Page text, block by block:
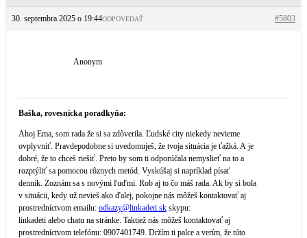
30. septembra 2025 o 19:44 #5803
ODPOVEDAŤ
Anonym
Baška, rovesnícka poradkyňa:
Ahoj Ema, som rada že si sa zdôverila. Ľudské city niekedy nevieme
ovplyvniť. Pravdepodobne si uvedomuješ, že tvoja situácia je ťažká. A je
dobré, že to chceš riešiť. Preto by som ti odporúčala nemyslieť na to a
rozptýliť sa pomocou rôznych metód. Vyskúšaj si napríklad písať
denník. Zoznám sa s novými ľuďmi. Rob aj to čo máš rada. Ak by si bola
v situácii, kedy už nevieš ako ďalej, pokojne nás môžeš kontaktovať aj
prostredníctvom emailu: odkazy@linkadeti.sk skypu:
linkadeti alebo chatu na stránke. Taktiež nás môžeš kontaktovať aj
prostredníctvom telefónu: 0907401749. Držím ti palce a verím, že túto